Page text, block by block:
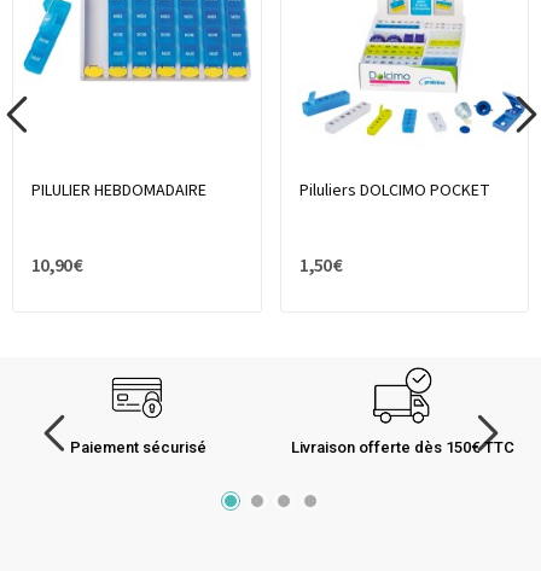
PILULIER HEBDOMADAIRE
10,90 €
Piluliers DOLCIMO POCKET
1,50 €
Paiement sécurisé Livraison offerte dès 150€ TTC